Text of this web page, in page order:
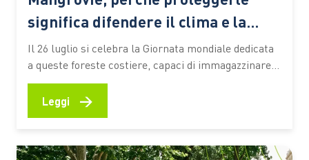
significa difendere il clima e la
biodiversità
Il 26 luglio si celebra la Giornata mondiale dedicata
a queste foreste costiere, capaci di immagazzinare
CO2, attenuare gli effetti degli eventi estremi e
sostenere la vita e le economie di milioni di persone
territori…
Leggi →